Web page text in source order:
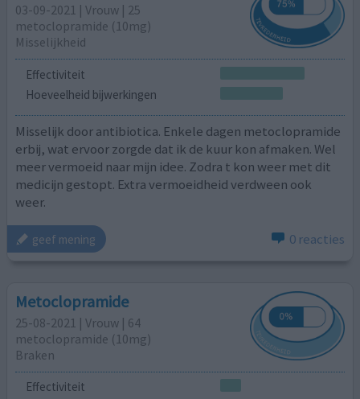
03-09-2021 | Vrouw | 25
metoclopramide (10mg)
Misselijkheid
Effectiviteit
Hoeveelheid bijwerkingen
Misselijk door antibiotica. Enkele dagen metoclopramide
erbij, wat ervoor zorgde dat ik de kuur kon afmaken. Wel
meer vermoeid naar mijn idee. Zodra t kon weer met dit
medicijn gestopt. Extra vermoeidheid verdween ook
weer.
geef mening 0 reacties
Metoclopramide
25-08-2021 | Vrouw | 64
metoclopramide (10mg)
Braken
Effectiviteit